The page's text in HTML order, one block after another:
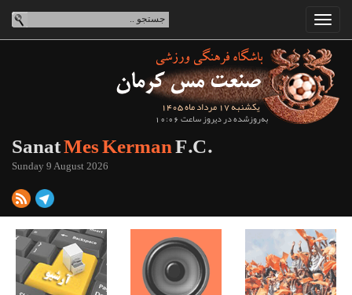
یکشنبه 17 مرداد ماه 1405
به‌روزشده در دیروز ساعت 10:06
SanatMes KermanF.C.
Sunday 9 August 2026